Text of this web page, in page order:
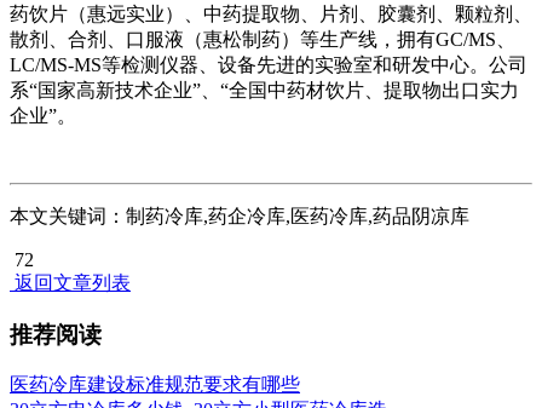
药饮片（惠远实业）、中药提取物、片剂、胶囊剂、颗粒剂、
散剂、合剂、口服液（惠松制药）等生产线，拥有GC/MS、
LC/MS-MS等检测仪器、设备先进的实验室和研发中心。公司
系“国家高新技术企业”、“全国中药材饮片、提取物出口实力
企业”。
本文关键词：制药冷库,药企冷库,医药冷库,药品阴凉库
72
返回文章列表
推荐阅读
医药冷库建设标准规范要求有哪些